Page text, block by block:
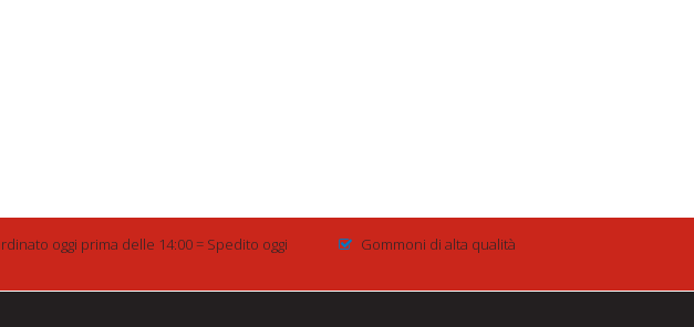
oggi prima delle 14:00 = Spedito oggi Gommoni di alta qualità